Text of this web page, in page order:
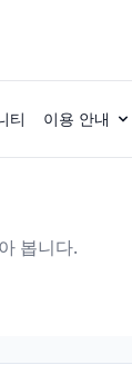
티 이용 안내
봅니다.